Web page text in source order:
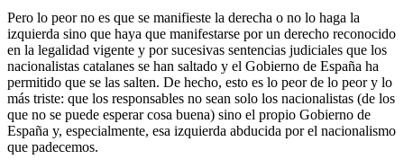
Pero lo peor no es que se manifieste la derecha o no lo haga la
izquierda sino que haya que manifestarse por un derecho reconocido
en la legalidad vigente y por sucesivas sentencias judiciales que los
nacionalistas catalanes se han saltado y el Gobierno de España ha
permitido que se las salten. De hecho, esto es lo peor de lo peor y lo
más triste: que los responsables no sean solo los nacionalistas (de los
que no se puede esperar cosa buena) sino el propio Gobierno de
España y, especialmente, esa izquierda abducida por el nacionalismo
que padecemos.